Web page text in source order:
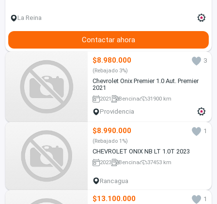
La Reina
Contactar ahora
$8.980.000 3
(Rebajado 3%)
Chevrolet Onix Premier 1.0 Aut. Premier
2021
2021 Bencina 31900 km
Providencia
$8.990.000 1
(Rebajado 1%)
CHEVROLET ONIX NB LT 1.0T 2023
2023 Bencina 37453 km
Rancagua
$13.100.000
1